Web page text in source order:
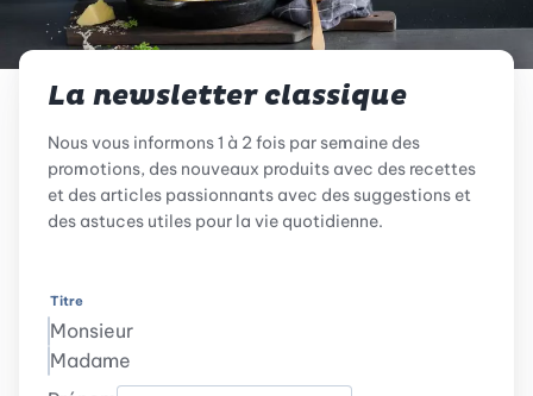
La newsletter classique
Nous vous informons 1 à 2 fois par semaine des
promotions, des nouveaux produits avec des recettes
et des articles passionnants avec des suggestions et
des astuces utiles pour la vie quotidienne.
Titre
Monsieur
Madame